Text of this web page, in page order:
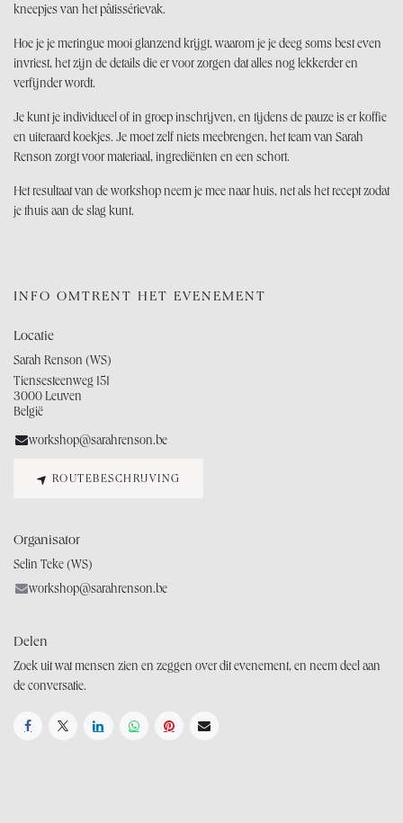
kneepjes van het pâtissérievak.
Hoe je je meringue mooi glanzend krijgt, waarom je je deeg soms best even
invriest, het zijn de details die er voor zorgen dat alles nog lekkerder en
verfijnder wordt.
Je kunt je individueel of in groep inschrijven, en tijdens de pauze is er koffie
en uiteraard koekjes. Je moet zelf niets meebrengen, het team van Sarah
Renson zorgt voor materiaal, ingrediënten en een schort.
Het resultaat van de workshop neem je mee naar huis, net als het recept zodat
je thuis aan de slag kunt.
INFO OMTRENT HET EVENEMENT
Locatie
Sarah Renson (WS)
Tiensesteenweg 151
3000 Leuven
België
workshop@sarahrenson.be
ROUTEBESCHRIJVING
Organisator
Selin Teke (WS)
workshop@sarahrenson.be
Delen
Zoek uit wat mensen zien en zeggen over dit evenement, en neem deel aan
de conversatie.